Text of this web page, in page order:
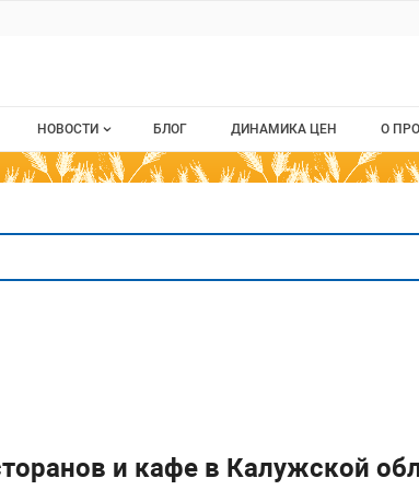
НОВОСТИ
Новости рынка
БЛОГ ДИНАМИКА ЦЕН О
О
и кафе в Калужской